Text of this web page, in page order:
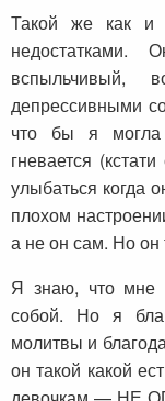
Такой же как и
вспыльчивый,
депрессивными
что бы я могла
гневается
улыбаться когда
плохом
а не он сам. Но он
Я знаю, что мне
собой. Но я
молитвы и
он такой какой